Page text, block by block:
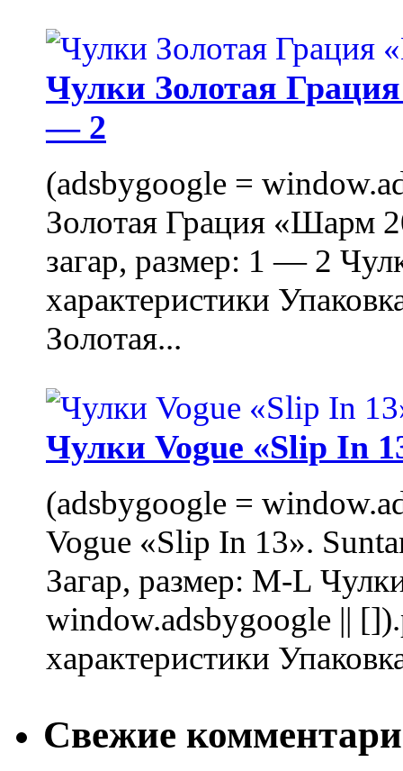
Чулки Золотая
— 2
(adsbygoogle =
Золотая Грация «Шарм
загар, размер: 1 — 2
характеристики
Золотая...
Чулки Vogue «Slip In
(adsbygoogle =
Vogue «Slip In 13».
Загар, размер: M-L
window.adsbygoogle ||
характеристики
Свежие